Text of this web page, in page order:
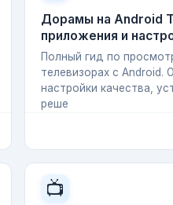
Дорамы на Android
приложения и
Полный гид по
телевизорах с Android.
настройки качества,
реше
📺